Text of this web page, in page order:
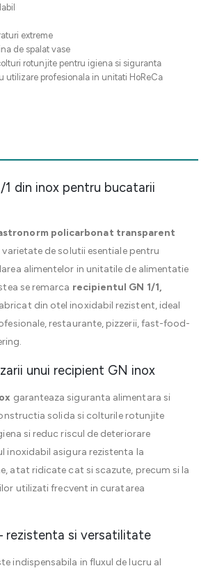
extreme
de spalat vase
rotunjite pentru igiena si siguranta
utilizare profesionala in unitati HoReCa
1 din inox pentru bucatarii
policarbonat transparent
de solutii esentiale pentru
alimentelor in unitatile de alimentatie
se remarca recipientul GN 1/1,
din otel inoxidabil rezistent, ideal
restaurante, pizzerii, fast-food-
unui recipient GN inox
garanteaza siguranta alimentara si
solida si colturile rotunjite
si reduc riscul de deteriorare
inoxidabil asigura rezistenta la
atat ridicate cat si scazute, precum si la
utilizati frecvent in curatarea
rezistenta si versatilitate
indispensabila in fluxul de lucru al